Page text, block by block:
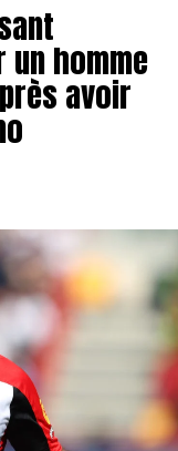
homme
avoir